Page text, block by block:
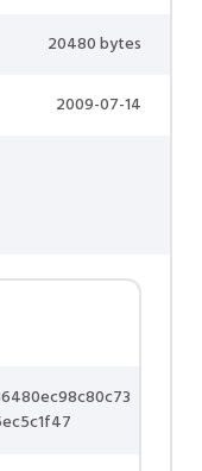
20480 bytes
2009-07-14